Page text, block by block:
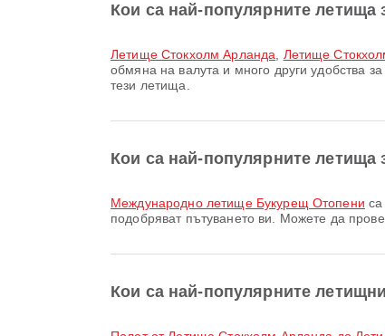
Кои са най-популярните летища
Летище Стокхолм Арланда Летище
обмяна на валута и много други удобства
тези летища.
Кои са най-популярните летища
Международно летище Букурещ Отопени
подобряват пътуването ви. Можете да
Кои са най-популярните